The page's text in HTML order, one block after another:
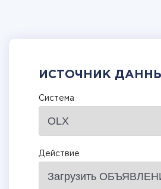
ИСТОЧНИК
Система
Действие